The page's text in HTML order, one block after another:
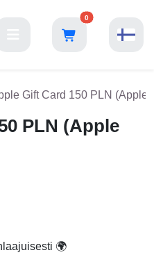
0
Gift Card 150 PLN (Apple
PLN (Apple
🌍